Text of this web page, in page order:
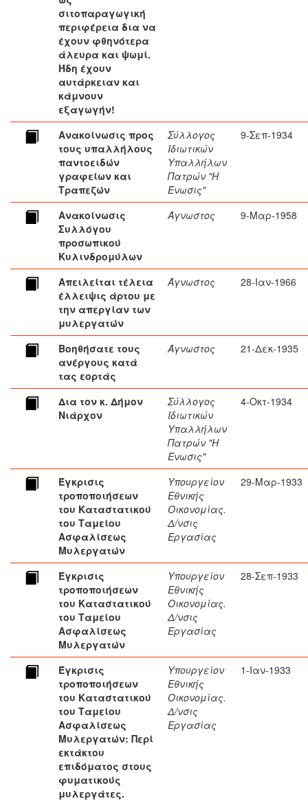
σιτοπαραγωγική
περιφέρεια δια να
έχουν φθηνότερα
άλευρα και ψωμί.
Ήδη έχουν
αυτάρκειαν και
κάμνουν
εξαγωγήν!
Ανακοίνωσις προς
τους υπαλλήλους
παντοειδών
γραφείων και
Τραπεζών
Σύλλογος
Ιδιωτικών
Υπαλλήλων
Πατρών "Η
Ένωσις"
9-Σεπ-1934
Ανακοίνωσις
Συλλόγου
προσωπικού
Κυλινδρομύλων
Άγνωστος 9-Μαρ-1958
Απειλείται τέλεια
έλλειψις άρτου με
την απεργίαν των
μυλεργατών
Άγνωστος 28-Ιαν-1966
Βοηθήσατε τους
ανέργους κατά
τας εορτάς
Άγνωστος 21-Δεκ-1935
Δια τον κ. Δήμον
Νιάρχον
Σύλλογος
Ιδιωτικών
Υπαλλήλων
Πατρών "Η
Ένωσις"
4-Οκτ-1934
Έγκρισις
τροποποιήσεων
του Καταστατικού
του Ταμείου
Ασφαλίσεως
Μυλεργατών
Υπουργείον
Εθνικής
Οικονομίας.
Δ/νσις
Εργασίας
29-Μαρ-1933
Έγκρισις
τροποποιήσεων
του Καταστατικού
του Ταμείου
Ασφαλίσεως
Μυλεργατών
Υπουργείον
Εθνικής
Οικονομίας.
Δ/νσις
Εργασίας
28-Σεπ-1933
Έγκρισις
τροποποιήσεων
του Καταστατικού
του Ταμείου
Ασφαλίσεως
Μυλεργατών: Περί
εκτάκτου
επιδόματος στους
φυματικούς
μυλεργάτες.
Υπουργείον
Εθνικής
Οικονομίας.
Δ/νσις
Εργασίας
1-Ιαν-1933